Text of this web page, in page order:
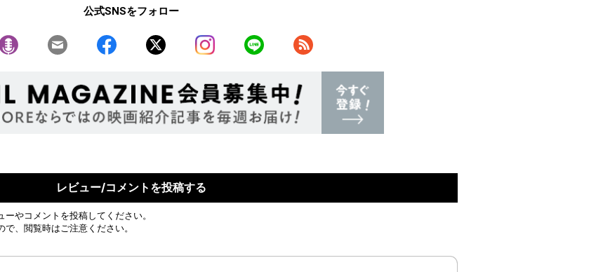
公式SNSをフォロー
レビュー/コメントを投稿する
やコメントを投稿してください。
、閲覧時はご注意ください。